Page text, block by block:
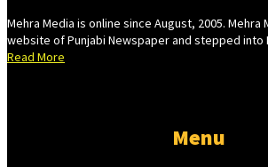
Mehra Media is online since August, 2005. Mehra
website of Punjabi Newspaper and stepped into
Read More
Menu